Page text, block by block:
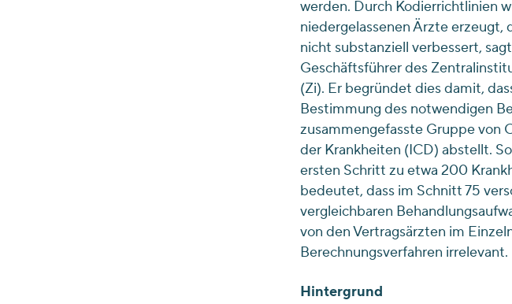
werden. Durch Kodierrichtlinien
niedergelassenen Ärzte erzeugt,
nicht substanziell verbessert,
Geschäftsführer des
(Zi). Er begründet dies damit,
Bestimmung des notwendigen
zusammengefasste Gruppe von
der Krankheiten (ICD) abstellt.
ersten Schritt zu etwa 200
bedeutet, dass im Schnitt 75
vergleichbaren
von den Vertragsärzten im
Berechnungsverfahren irrelevant.
Hintergrund